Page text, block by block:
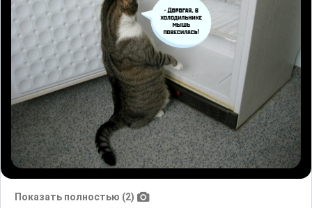
Показать полностью (2)